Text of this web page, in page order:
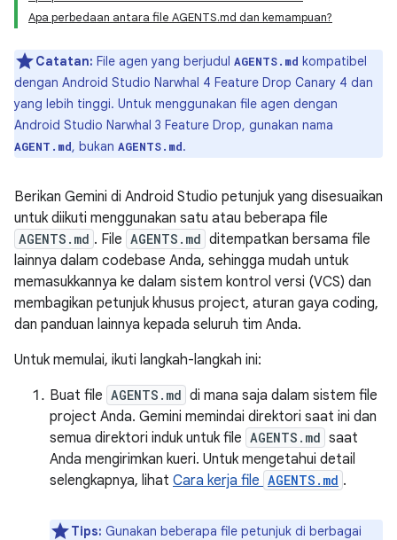
Apa perbedaan antara file AGENTS.md dan kemampuan?
Catatan: File agen yang berjudul AGENTS.md kompatibel
dengan Android Studio Narwhal 4 Feature Drop Canary 4 dan
yang lebih tinggi. Untuk menggunakan file agen dengan
Android Studio Narwhal 3 Feature Drop, gunakan nama
AGENT.md, bukan AGENTS.md.
Berikan Gemini di Android Studio petunjuk yang disesuaikan
untuk diikuti menggunakan satu atau beberapa file
AGENTS.md . File AGENTS.md ditempatkan bersama file
lainnya dalam codebase Anda, sehingga mudah untuk
memasukkannya ke dalam sistem kontrol versi (VCS) dan
membagikan petunjuk khusus project, aturan gaya coding,
dan panduan lainnya kepada seluruh tim Anda.
Untuk memulai, ikuti langkah-langkah ini:
Buat file AGENTS.md di mana saja dalam sistem file
project Anda. Gemini memindai direktori saat ini dan
semua direktori induk untuk file AGENTS.md saat
Anda mengirimkan kueri. Untuk mengetahui detail
selengkapnya, lihat Cara kerja file AGENTS.md .
Tips: Gunakan beberapa file petunjuk di berbagai